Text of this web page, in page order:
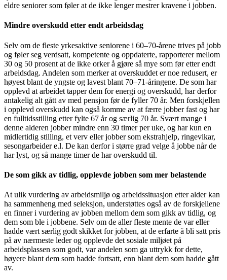
eldre seniorer som føler at de ikke lenger mestrer kravene i jobben.
Mindre overskudd etter endt arbeidsdag
Selv om de fleste yrkesaktive seniorene i 60–70-årene trives på jobb
og føler seg verdsatt, kompetente og oppdaterte, rapporterer mellom
30 og 50 prosent at de ikke orker å gjøre så mye som før etter endt
arbeidsdag. Andelen som merker at overskuddet er noe redusert, er
høyest blant de yngste og lavest blant 70–71-åringene. De som har
opplevd at arbeidet tapper dem for energi og overskudd, har derfor
antakelig alt gått av med pensjon før de fyller 70 år. Men forskjellen
i opplevd overskudd kan også komme av at færre jobber fast og har
en fulltidsstilling etter fylte 67 år og særlig 70 år. Svært mange i
denne alderen jobber mindre enn 30 timer per uke, og har kun en
midlertidig stilling, et verv eller jobber som ekstrahjelp, ringevikar,
sesongarbeider e.l. De kan derfor i større grad velge å jobbe når de
har lyst, og så mange timer de har overskudd til.
De som gikk av tidlig, opplevde jobben som mer belastende
At ulik vurdering av arbeidsmiljø og arbeidssituasjon etter alder kan
ha sammenheng med seleksjon, understøttes også av de forskjellene
en finner i vurdering av jobben mellom dem som gikk av tidlig, og
dem som ble i jobbene. Selv om de aller fleste mente de var eller
hadde vært særlig godt skikket for jobben, at de erfarte å bli satt pris
på av nærmeste leder og opplevde det sosiale miljøet på
arbeidsplassen som godt, var andelen som ga uttrykk for dette,
høyere blant dem som hadde fortsatt, enn blant dem som hadde gått
av.